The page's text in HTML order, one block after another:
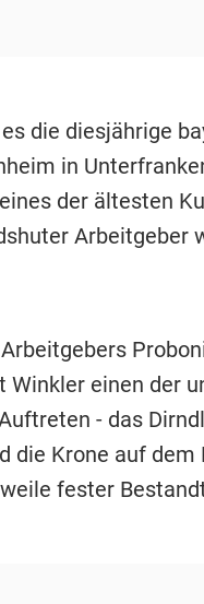
die diesjährige
in
der ältesten
Arbeitgeber
einen der
- das
die Krone auf
fester